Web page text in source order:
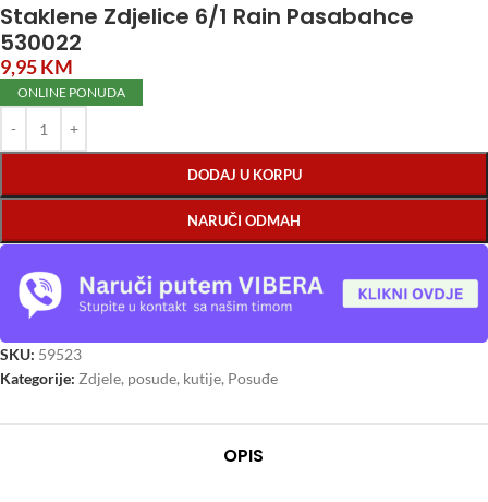
Staklene Zdjelice 6/1 Rain Pasabahce
530022
9,95KM
ONLINE PONUDA
DODAJ U KORPU
NARUČI ODMAH
SKU: 59523
Kategorije: Zdjele, posude, kutije, Posuđe
OPIS